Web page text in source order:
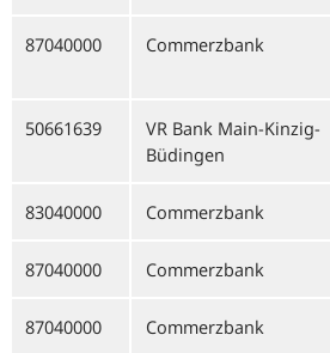
87040000 Commerzbank
50661639
VR Bank Main-Kinzig-
Büdingen
83040000 Commerzbank
87040000 Commerzbank
87040000 Commerzbank